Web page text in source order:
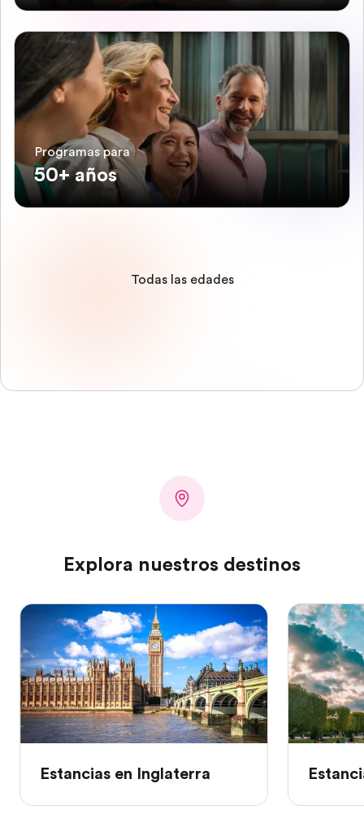
Programas para
50+ años
Todas las edades
Explora nuestros destinos
Estancias en Inglaterra